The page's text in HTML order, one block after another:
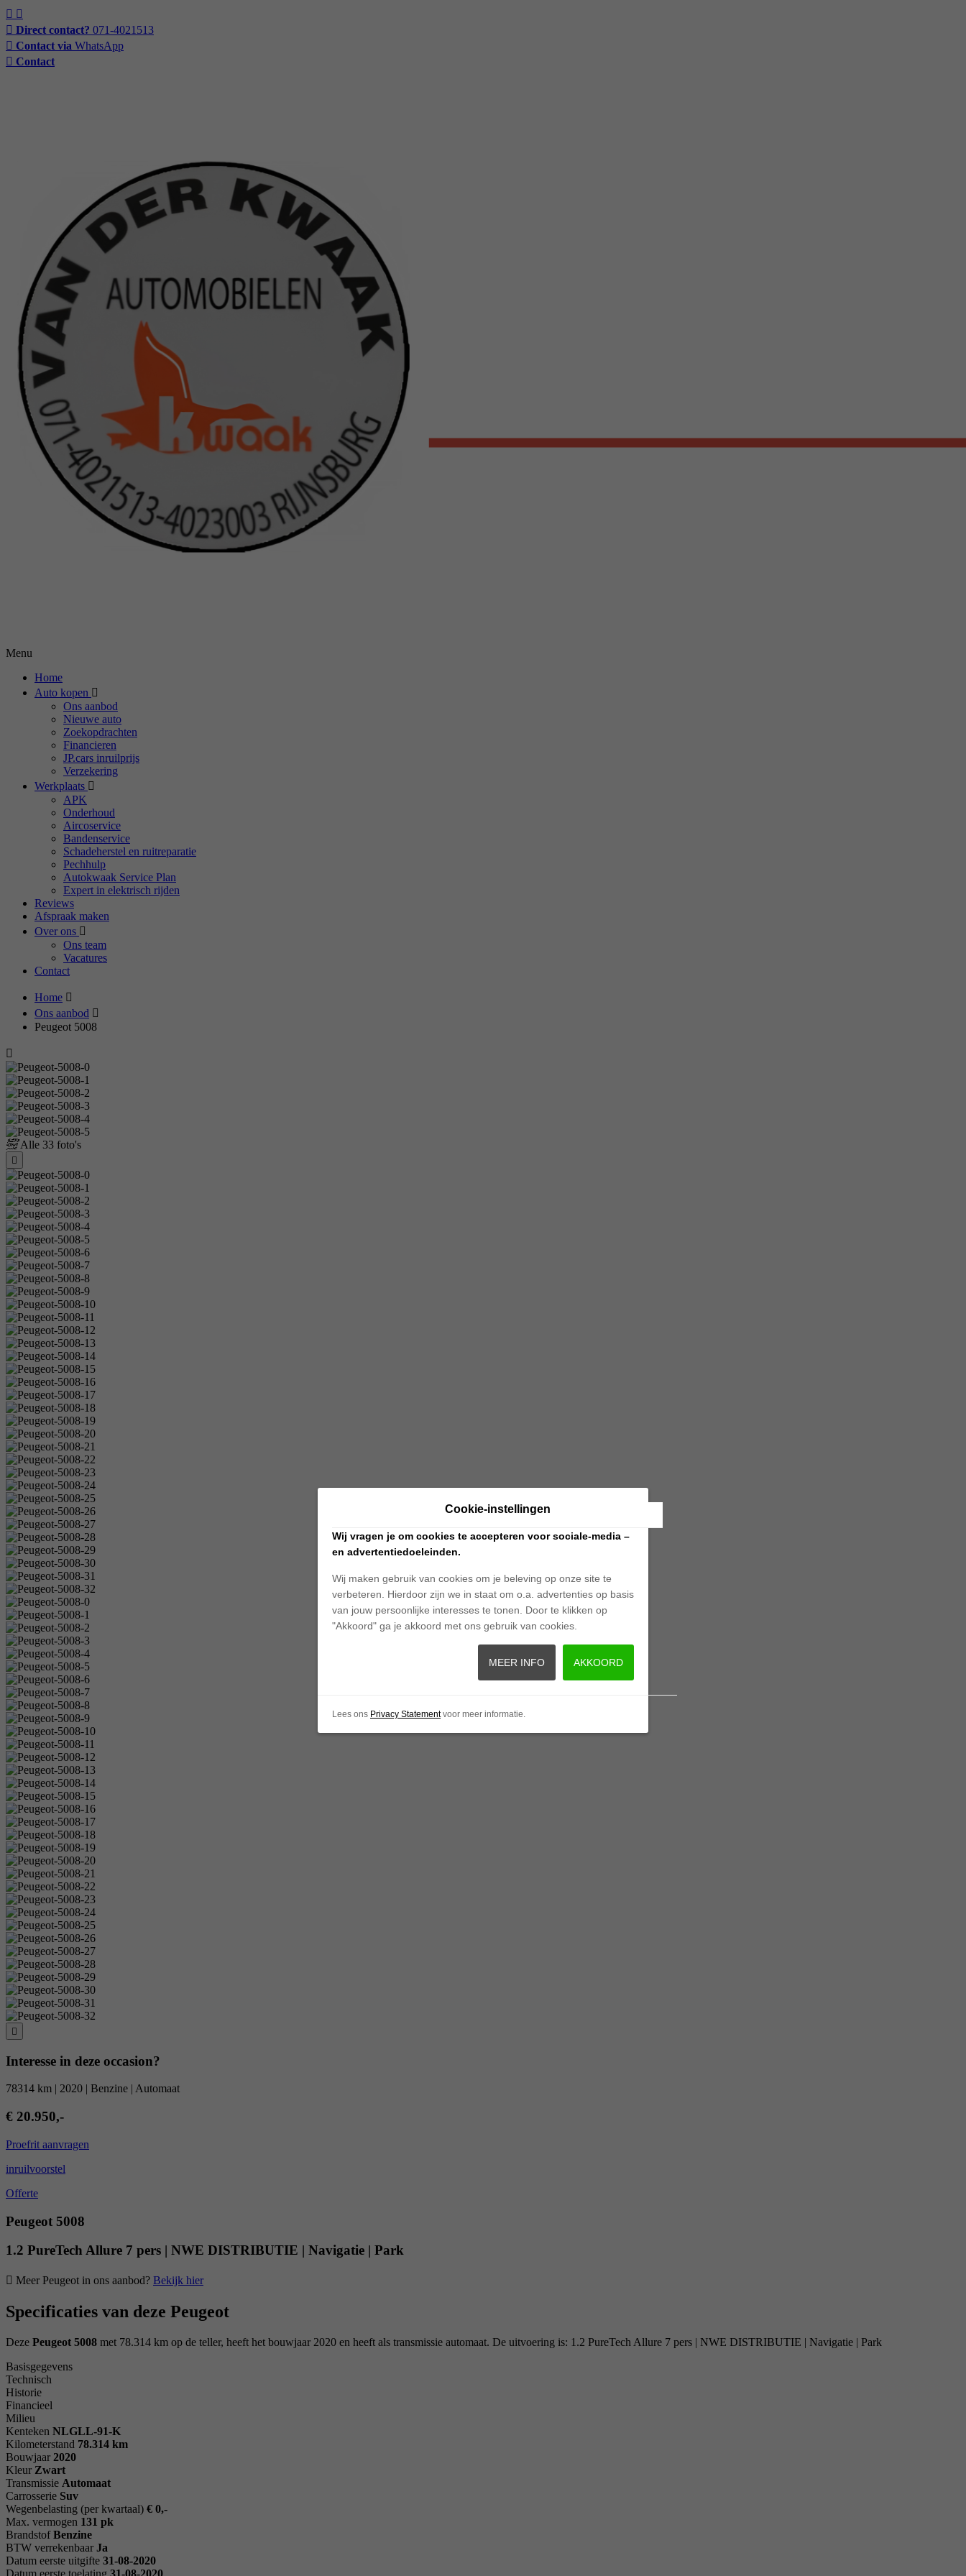
Direct contact? 071-4021513
Contact via WhatsApp
Contact
Menu
Home
Auto kopen
Ons aanbod
Nieuwe auto
Zoekopdrachten
Financieren
JP.cars inruilprijs
Verzekering
Werkplaats
APK
Onderhoud
Aircoservice
Bandenservice
Schadeherstel en ruitreparatie
Pechhulp
Autokwaak Service Plan
Expert in elektrisch rijden
Reviews
Afspraak maken
Over ons
Ons team
Vacatures
Contact
Home
Ons aanbod
Peugeot 5008
Alle 33 foto's
Interesse in deze occasion?
78314 km | 2020 | Benzine | Automaat
€ 20.950,-
Proefrit aanvragen
inruilvoorstel
Offerte
Peugeot 5008
1.2 PureTech Allure 7 pers | NWE DISTRIBUTIE | Navigatie | Park
Meer Peugeot in ons aanbod? Bekijk hier
Specificaties van deze Peugeot
Deze Peugeot 5008 met 78.314 km op de teller, heeft het bouwjaar 2020 en heeft als transmissie automaat. De uitvoering is: 1.2 PureTech Allure 7 pers | NWE DISTRIBUTIE | Navigatie | Park
Basisgegevens
Technisch
Historie
Financieel
Milieu
Kenteken NLGLL-91-K
Kilometerstand 78.314 km
Bouwjaar 2020
Kleur Zwart
Transmissie Automaat
Carrosserie Suv
Wegenbelasting (per kwartaal) € 0,-
Max. vermogen 131 pk
Brandstof Benzine
BTW verrekenbaar Ja
Datum eerste uitgifte 31-08-2020
Datum eerste toelating 31-08-2020
Cookie-instellingen
Wij vragen je om cookies te accepteren voor sociale-media –
en advertentiedoeleinden.
Wij maken gebruik van cookies om je beleving op onze site te
verbeteren. Hierdoor zijn we in staat om o.a. advertenties op basis
van jouw persoonlijke interesses te tonen. Door te klikken op
"Akkoord" ga je akkoord met ons gebruik van cookies.
AKKOORD
MEER INFO
Lees ons Privacy Statementvoor meer informatie.